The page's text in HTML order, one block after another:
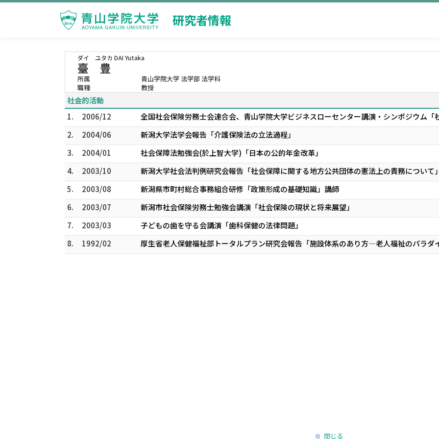
研究者情報
ダイ ユタカ DAI Yutaka
臺 豊
所属
青山学院大学 法学部 法学科
職種
教授
社会的活動
1.
2006/12
全国社会保険労務士会連合会、青山学院大学ビジネスローセンター講演・シンポジウム「
2.
2004/06
新潟大学法学会報告「介護保険法の立法過程」
3.
2004/01
社会保障法勉強会(於上智大学)「日本の公的年金改革」
4.
2003/10
新潟大学社会法判例研究会報告「社会保障に関する地方公共団体の憲法上の責務について」
5.
2003/08
新潟県市町村総合事務組合研修「政策形成の基礎知識」講師
6.
2003/07
新潟市社会保険労務士勉強会講演「社会保険の現状と将来展望」
7.
2003/03
子どもの歯を守る会講演「歯科保健の法律問題」
8.
1992/02 厚生省老人保健福祉部トータルプラン研究会報告「施設体系のあり方―老人福祉のパラダ
閉じる